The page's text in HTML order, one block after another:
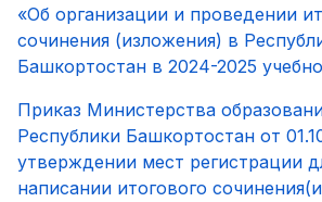
«Об организации и проведении
сочинения (изложения) в
Башкортостан в 2024-2025
Приказ Министерства
Республики Башкортостан от
утверждении мест регистрации
написании итогового